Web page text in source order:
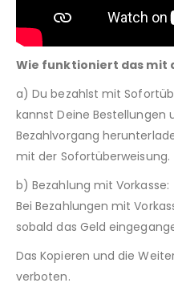
Wie funktioniert das mit
a) Du bezahlst mit
kannst Deine
Bezahlvorgang
mit der Sofortüberweisung.
b) Bezahlung mit Vorkasse:
Bei Bezahlungen mit
sobald das Geld
Das Kopieren und die
verboten.